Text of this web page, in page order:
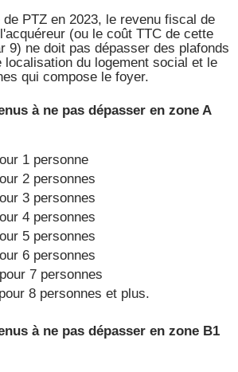
de PTZ en 2023, le revenu fiscal de
(ou le coût TTC de cette
9) ne doit pas dépasser des plafonds
localisation du logement social et le
qui compose le foyer.
à ne pas dépasser en zone A
1 personne
2 personnes
3 personnes
4 personnes
5 personnes
6 personnes
7 personnes
8 personnes et plus.
à ne pas dépasser en zone B1